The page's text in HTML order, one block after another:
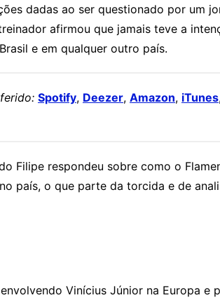
dadas ao ser questionado por um
afirmou que jamais teve a
e em qualquer outro país.
Spotify, Deezer, Amazon, iTunes
Filipe respondeu sobre como o
país, o que parte da torcida e de
Vinícius Júnior na Europa e